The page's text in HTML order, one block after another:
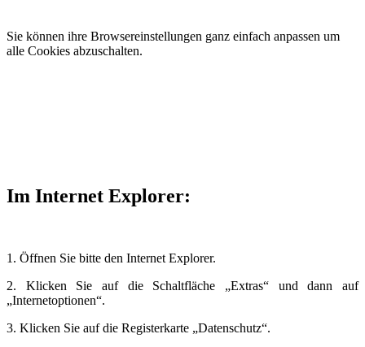
Sie können ihre Browsereinstellungen ganz einfach anpassen um
alle Cookies abzuschalten.
Im Internet Explorer:
1. Öffnen Sie bitte den Internet Explorer.
2. Klicken Sie auf die Schaltfläche „Extras“ und dann auf
„Internetoptionen“.
3. Klicken Sie auf die Registerkarte „Datenschutz“.